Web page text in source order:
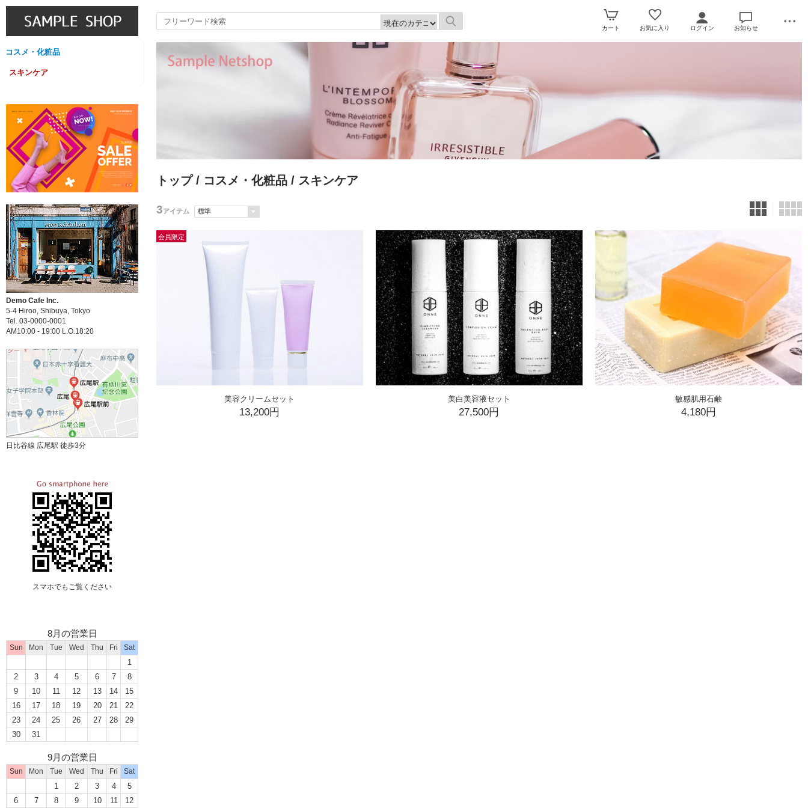
カート お気に入り ログイン お知らせ
コスメ・化粧品
スキンケア
Demo Cafe Inc.
5-4 Hiroo, Shibuya, Tokyo
Tel. 03-0000-0001
AM10:00 - 19:00 L.O.18:20
日比谷線 広尾駅 徒歩3分
スマホでもご覧ください
8月の営業日
Sun Mon Tue Wed Thu Fri Sat
1
2
3 4 5 6 7
8
9
10 11 12 13 14
15
16
17 18 19 20 21
22
23
24 25 26 27 28
29
30
31
9月の営業日
Sun Mon Tue Wed Thu Fri Sat
1 2 3 4
5
6
7 8 9 10 11 12
トップ/ コスメ・化粧品 / スキンケア
3アイテム
会員限定
美容クリームセット
13,200円
美白美容液セット
27,500円
敏感肌用石鹸
4,180円